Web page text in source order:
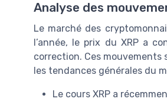
Analyse des
Le marché des
l’année, le prix du XRP a
correction. Ces
les tendances générales du
Le cours XRP a